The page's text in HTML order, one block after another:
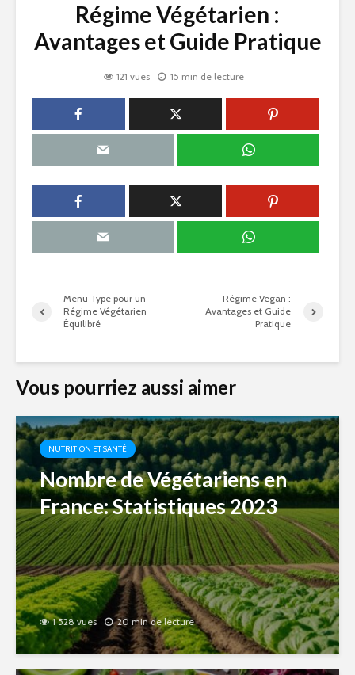
Régime Végétarien :
Avantages et Guide Pratique
121 vues 15 min de lecture
Menu Type pour un
Régime Végétarien
Équilibré
Régime Vegan :
Avantages et Guide
Pratique
Vous pourriez aussi aimer
NUTRITION ET SANTÉ
Nombre de Végétariens en
France: Statistiques 2023
1 528 vues 20 min de lecture